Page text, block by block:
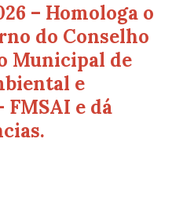
– Homologa o
do Conselho
Municipal de
e
e dá